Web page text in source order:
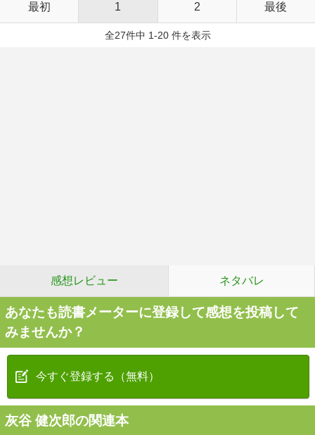
最初 1 2 最後
全27件中 1-20 件を表示
感想レビュー ネタバレ
あなたも読書メーターに登録して感想を投稿して
みませんか？
今すぐ登録する（無料）
灰谷 健次郎の関連本